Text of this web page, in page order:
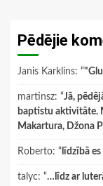
Pēdējie
Janis Karklins: “
martinsz: “Jā,
baptistu aktivitāte.
Makartura, Džona
Roberto: “ līdzībā
talyc: “…līdz ar